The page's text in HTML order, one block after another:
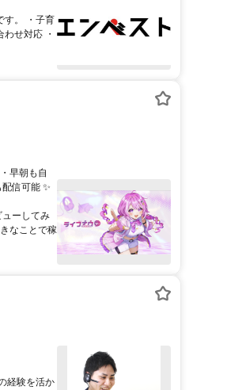
す。 ・子育
せ対応 ・
早朝も自
信可能 ✨
ューしてみ
なことで稼
経験を活か